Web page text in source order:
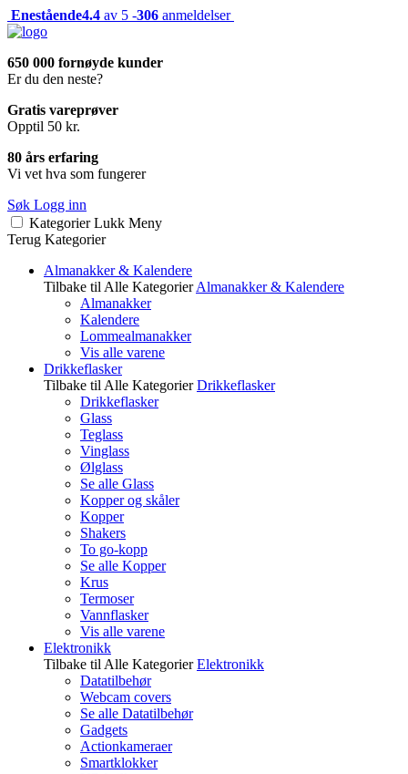
Enestående4.4 av 5 -306 anmeldelser
650 000 fornøyde kunder
Er du den neste?
Gratis vareprøver
Opptil 50 kr.
80 års erfaring
Vi vet hva som fungerer
Søk Logg inn
Kategorier Lukk Meny
Terug Kategorier
Almanakker & Kalendere
Tilbake til Alle Kategorier Almanakker & Kalendere
Almanakker
Kalendere
Lommealmanakker
Vis alle varene
Drikkeflasker
Tilbake til Alle Kategorier Drikkeflasker
Drikkeflasker
Glass
Teglass
Vinglass
Ølglass
Se alle Glass
Kopper og skåler
Kopper
Shakers
To go-kopp
Se alle Kopper
Krus
Termoser
Vannflasker
Vis alle varene
Elektronikk
Tilbake til Alle Kategorier Elektronikk
Datatilbehør
Webcam covers
Se alle Datatilbehør
Gadgets
Actionkameraer
Smartklokker